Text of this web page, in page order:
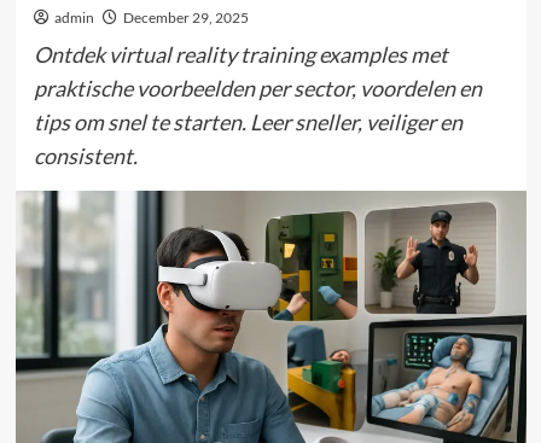
admin December 29, 2025
Ontdek virtual reality training examples met
praktische voorbeelden per sector, voordelen en
tips om snel te starten. Leer sneller, veiliger en
consistent.